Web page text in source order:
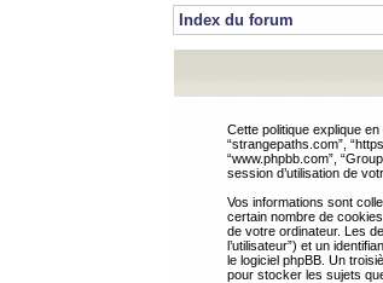
Index du forum
Cette politique explique
“strangepaths.com”,
“www.phpbb.com”,
session d’utilisation de
Vos informations sont
certain nombre de
de votre ordinateur. Les
l’utilisateur”) et un
le logiciel phpBB. Un
pour stocker les sujets